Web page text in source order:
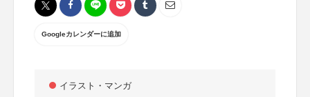
Googleカレンダーに追加
イラスト・マンガ